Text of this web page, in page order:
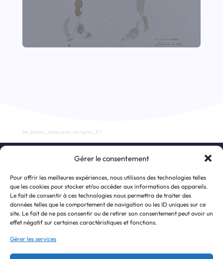
Gérer le consentement
Pour offrir les meilleures expériences, nous utilisons des technologies telles
que les cookies pour stocker et/ou accéder aux informations des appareils.
Le fait de consentir à ces technologies nous permettra de traiter des
données telles que le comportement de navigation ou les ID uniques sur ce
site. Le fait de ne pas consentir ou de retirer son consentement peut avoir un
effet négatif sur certaines caractéristiques et fonctions.
Gérer les services
[et_bloom_inline optin_id="optin_3"]
S’inscrire à la newsletter